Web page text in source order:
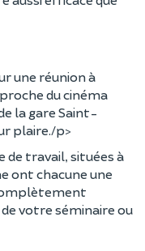
une réunion à
du cinéma
la gare Saint-
plaire./p>
de travail, situées à
ont chacune une
votre séminaire ou